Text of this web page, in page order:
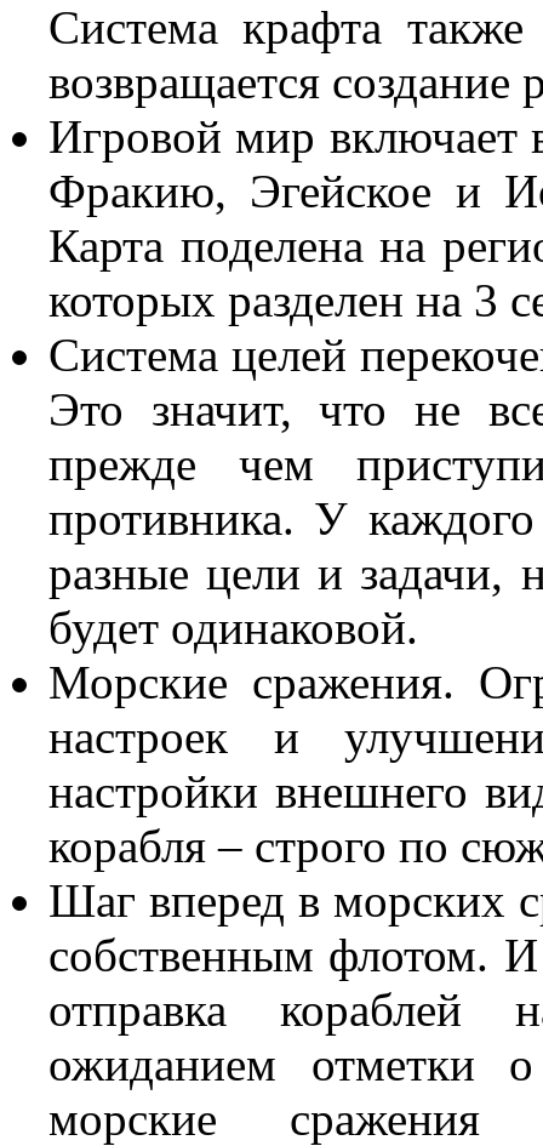
Система крафта
возвращается
Игровой мир
Фракию, Эгейское и
Карта поделена на
которых разделен на 3
Система целей
Это значит, что не
прежде чем
противника. У
разные цели и задачи,
будет одинаковой.
Морские сражения.
настроек и
настройки внешнего
корабля – строго по
Шаг вперед в морских
собственным флотом. И
отправка
ожиданием отметки
морские сражения